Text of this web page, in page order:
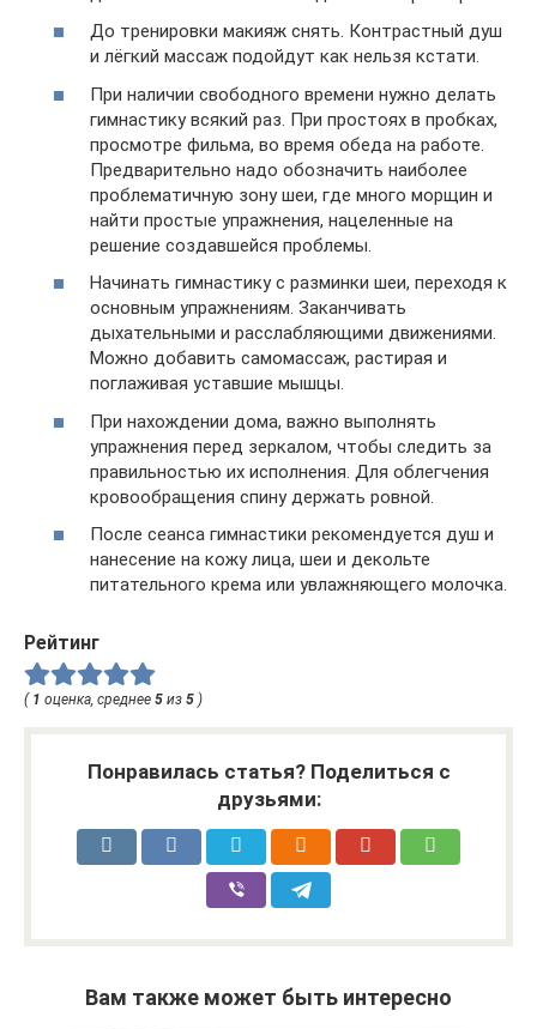
До тренировки макияж снять. Контрастный душ
и лёгкий массаж подойдут как нельзя кстати.
При наличии свободного времени нужно делать
гимнастику всякий раз. При простоях в пробках,
просмотре фильма, во время обеда на работе.
Предварительно надо обозначить наиболее
проблематичную зону шеи, где много морщин и
найти простые упражнения, нацеленные на
решение создавшейся проблемы.
Начинать гимнастику с разминки шеи, переходя к
основным упражнениям. Заканчивать
дыхательными и расслабляющими движениями.
Можно добавить самомассаж, растирая и
поглаживая уставшие мышцы.
При нахождении дома, важно выполнять
упражнения перед зеркалом, чтобы следить за
правильностью их исполнения. Для облегчения
кровообращения спину держать ровной.
После сеанса гимнастики рекомендуется душ и
нанесение на кожу лица, шеи и декольте
питательного крема или увлажняющего молочка.
Рейтинг
( 1 оценка, среднее 5 из 5 )
Понравилась статья? Поделиться с
друзьями:
Вам также может быть интересно